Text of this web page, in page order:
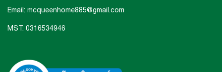
Email: mcqueenhome885@gmail.com
MST: 0316534946